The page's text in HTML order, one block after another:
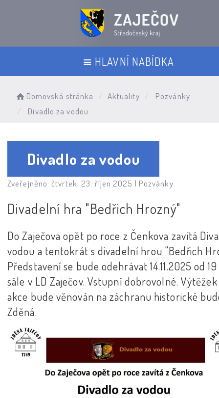
HLAVNÍ NABÍDKA
Domovská stránka Aktuality
Pozvánky
Divadlo za vodou
Divadlo za vodou
Zveřejněno: čtvrtek, 23. říjen 2025 | Pozvánky
Divadelní hra "Bedřich Hrozný"
Do Zaječova opět po roce z Čenkova zavítá
vodou a tentokrát s divadelní hrou "Bedřich
Představení se bude odehrávat 14.11.2025 od
sále v LD Zaječov. Vstupní dobrovolné.
akce bude věnován na záchranu historické
Zděná.